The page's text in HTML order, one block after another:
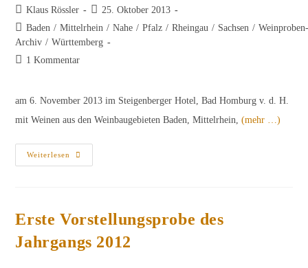
2013
Beitrags-
Autor:
Klaus Rössler
Beitrag
veröffentlicht:
25. Oktober 2013
Beitrags-
Kategorie:
Baden / Mittelrhein / Nahe / Pfalz / Rheingau / Sachsen /
Archiv / Württemberg
Beitrags-
1 Kommentar
am 6. November 2013 im Steigenberger Hotel, Bad Homburg v. d. H.
mit Weinen aus den Weinbaugebieten Baden, Mittelrhein,(mehr …)
Weiterlesen
Zweite
Vorstellungsprobe
Erste Vorstellungsprobe des
Jahrgangs 2012